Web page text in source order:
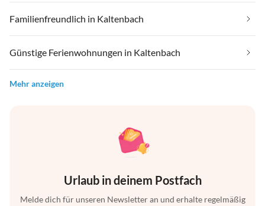
Familienfreundlich in Kaltenbach
Günstige Ferienwohnungen in Kaltenbach
Mehr anzeigen
Urlaub in deinem Postfach
Melde dich für unseren Newsletter an und erhalte regelmäßig